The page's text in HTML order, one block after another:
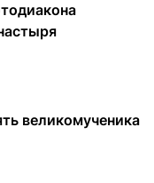
великомученика